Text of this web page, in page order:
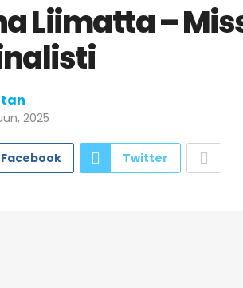
Liimatta –
2025
Facebook Twitter